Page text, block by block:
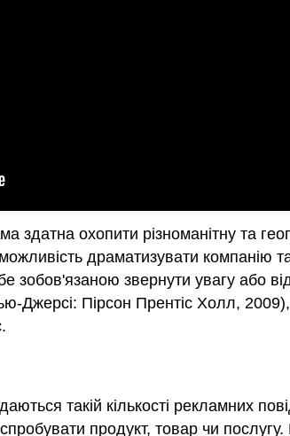
охопити різноманітну та
драматизувати компанію
зобов'язаною звернути увагу або
Джерсі: Пірсон Прентіс Холл,
такій кількості рекламних
продукт, товар чи послугу.